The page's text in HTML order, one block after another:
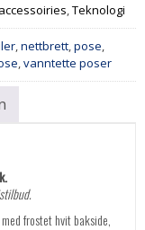
,Teknologi
,nettbrett,pose,
,vanntette poser
frostet hvit bakside,